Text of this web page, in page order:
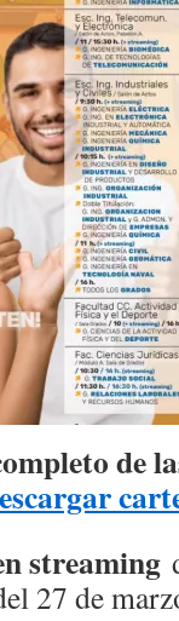
de
streaming
27 de